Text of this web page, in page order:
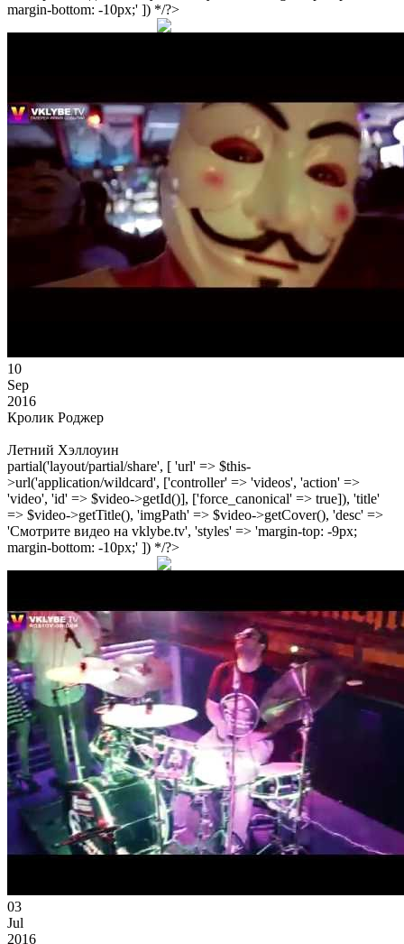
margin-bottom: -10px;' ]) */?>
10
Sep
2016
Кролик Роджер
Летний Хэллоуин
partial('layout/partial/share', [ 'url' => $this-
>url('application/wildcard', ['controller' => 'videos', 'action' =>
'video', 'id' => $video->getId()], ['force_canonical' => true]), 'title'
=> $video->getTitle(), 'imgPath' => $video->getCover(), 'desc' =>
'Смотрите видео на vklybe.tv', 'styles' => 'margin-top: -9px;
margin-bottom: -10px;' ]) */?>
03
Jul
2016